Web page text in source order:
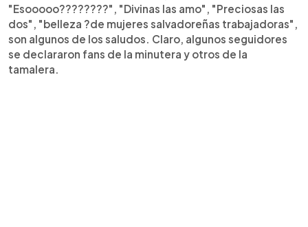
"Esooooo????????", "Divinas las amo", "Preciosas las
dos", "belleza ?de mujeres salvadoreñas trabajadoras",
son algunos de los saludos. Claro, algunos seguidores
se declararon fans de la minutera y otros de la
tamalera.